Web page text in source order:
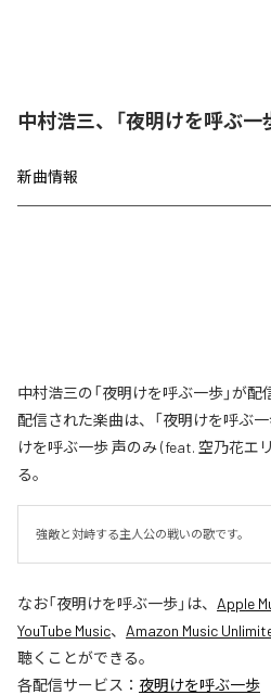
中村浩三、「夜明けを呼ぶ一
新曲情報
中村浩三の「夜明けを呼ぶ一歩」が
配信された楽曲は、「夜明けを呼ぶ一
けを呼ぶ一歩 声のみ (feat. 空乃花エ
る。
強敵と対峙する主人公の戦いの歌です。
なお「夜明けを呼ぶ一歩」は、 Apple
YouTube Music、 Amazon Music
聴くことができる。
各配信サービス： 夜明けを呼ぶ一歩